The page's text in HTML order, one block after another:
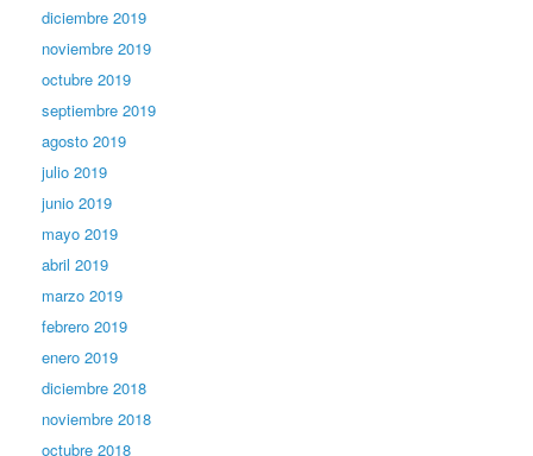
diciembre 2019
noviembre 2019
octubre 2019
septiembre 2019
agosto 2019
julio 2019
junio 2019
mayo 2019
abril 2019
marzo 2019
febrero 2019
enero 2019
diciembre 2018
noviembre 2018
octubre 2018